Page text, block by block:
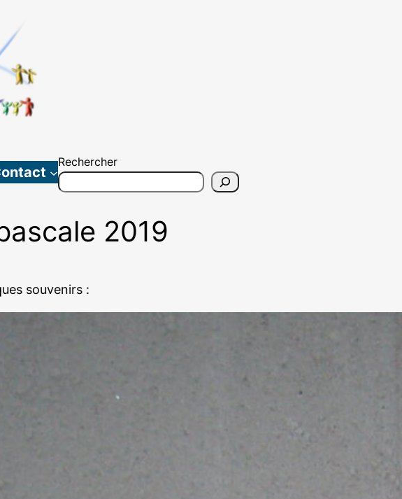
Rechercher
2019
souvenirs :